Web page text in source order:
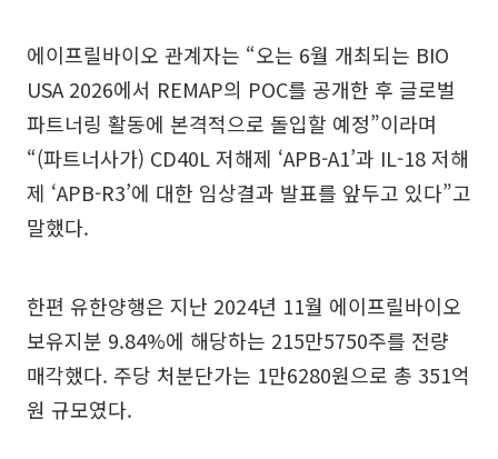
에이프릴바이오 관계자는 “오는 6월 개최되는 BIO
USA 2026에서 REMAP의 POC를 공개한 후 글로벌
파트너링 활동에 본격적으로 돌입할 예정”이라며
“(파트너사가) CD40L 저해제 ‘APB-A1’과 IL-18 저해
제 ‘APB-R3’에 대한 임상결과 발표를 앞두고 있다”고
말했다.
한편 유한양행은 지난 2024년 11월 에이프릴바이오
보유지분 9.84%에 해당하는 215만5750주를 전량
매각했다. 주당 처분단가는 1만6280원으로 총 351억
원 규모였다.